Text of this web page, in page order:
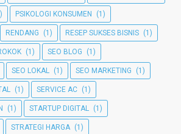
PSIKOLOGI KONSUMEN (1)
RENDANG (1) RESEP SUKSES BISNIS (1)
(1) SEO BLOG (1)
SEO LOKAL (1) SEO MARKETING (1)
(1) SERVICE AC (1)
(1) STARTUP DIGITAL (1)
STRATEGI HARGA (1)